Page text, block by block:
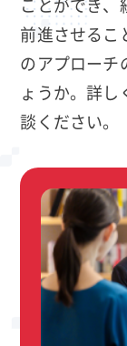
前進させるこ
のアプローチ
ょうか。詳
談ください。